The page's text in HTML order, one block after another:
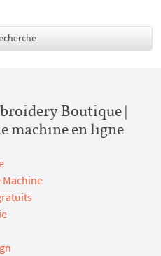
Boutique |
machine en ligne